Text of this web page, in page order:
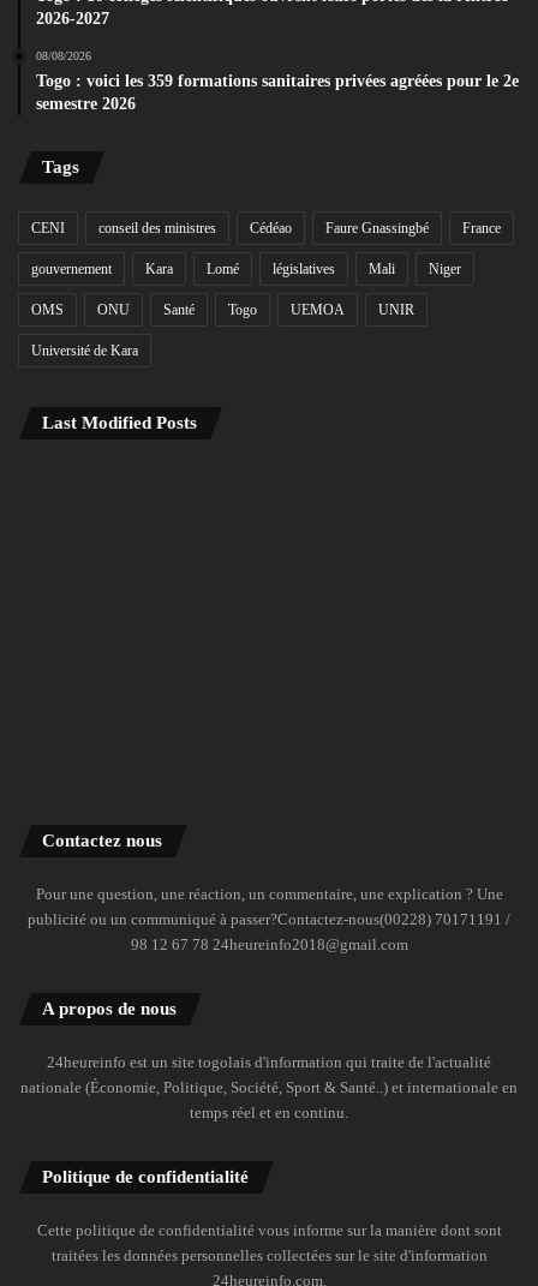
2026-2027
08/08/2026
Togo : voici les 359 formations sanitaires privées agréées pour le 2e
semestre 2026
Tags
CENI conseil des ministres Cédéao Faure Gnassingbé France
gouvernement Kara Lomé législatives Mali Niger
OMS ONU Santé Togo UEMOA UNIR
Université de Kara
Last Modified Posts
Contactez nous
Pour une question, une réaction, un commentaire, une explication ? Une
publicité ou un communiqué à passer?Contactez-nous(00228) 70171191 /
98 12 67 78 24heureinfo2018@gmail.com
A propos de nous
24heureinfo est un site togolais d'information qui traite de l'actualité
nationale (Économie, Politique, Société, Sport & Santé..) et internationale en
temps réel et en continu.
Politique de confidentialité
Cette politique de confidentialité vous informe sur la manière dont sont
traitées les données personnelles collectées sur le site d'information
24heureinfo.com.